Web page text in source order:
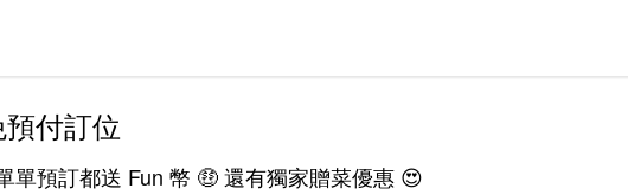
預付訂位
單預訂都送 Fun 幣 🤑 還有獨家贈菜優惠 😍